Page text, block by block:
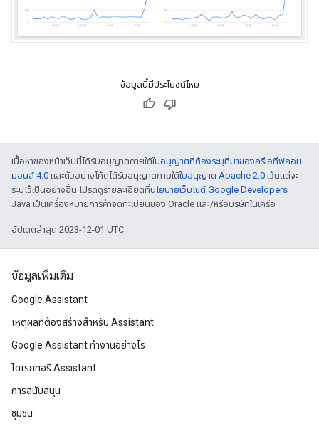
ข้อมูลนี้มีประโยชน์ไหม
เนื้อหาของหน้าเว็บนี้ได้รับอนุญาตภายใต้ใบอนุญาตที่ต้องระบุที่มาของครีเอทีฟคอม
มอนส์ 4.0 และตัวอย่างโค้ดได้รับอนุญาตภายใต้ใบอนุญาต Apache 2.0 เว้นแต่จะ
ระบุไว้เป็นอย่างอื่น โปรดดูรายละเอียดที่นโยบายเว็บไซต์ Google Developers
Java เป็นเครื่องหมายการค้าจดทะเบียนของ Oracle และ/หรือบริษัทในเครือ
อัปเดตล่าสุด 2023-12-01 UTC
ข้อมูลเพิ่มเติม
Google Assistant
เหตุผลที่ต้องสร้างสําหรับ Assistant
Google Assistant ทำงานอย่างไร
ไดเรกทอรี Assistant
การสนับสนุน
ชุมชน